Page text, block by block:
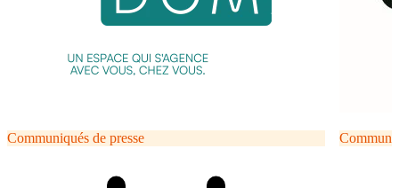
Communiqués de presse